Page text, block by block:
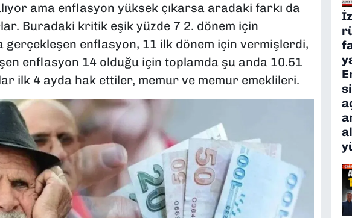
ama enflasyon yüksek çıkarsa aradaki farkı da
Buradaki kritik eşik yüzde 7 2. dönem için
gerçekleşen enflasyon, 11 ilk dönem için vermişlerdi,
enflasyon 14 olduğu için toplamda şu anda 10.51
ilk 4 ayda hak ettiler, memur ve memur emeklileri.